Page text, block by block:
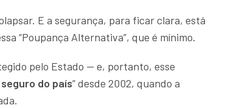
E a segurança, para ficar clara, está
“Poupança Alternativa”, que é mínimo.
pelo Estado — e, portanto, esse
do país” desde 2002, quando a